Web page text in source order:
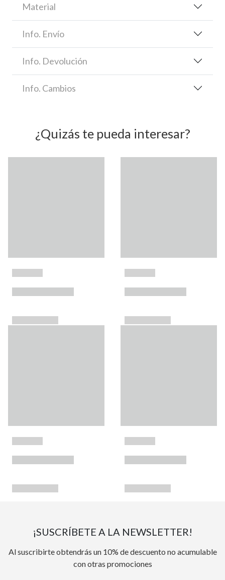
Material
Info. Envío
Info. Devolución
Info. Cambios
¿Quizás te pueda interesar?
¡SUSCRÍBETE A LA NEWSLETTER!
Al suscribirte obtendrás un 10% de descuento no acumulable
con otras promociones